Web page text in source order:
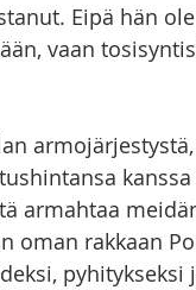
Eipä hän
vaan
armahtaa
oman rakkaan
pyhitykseksi